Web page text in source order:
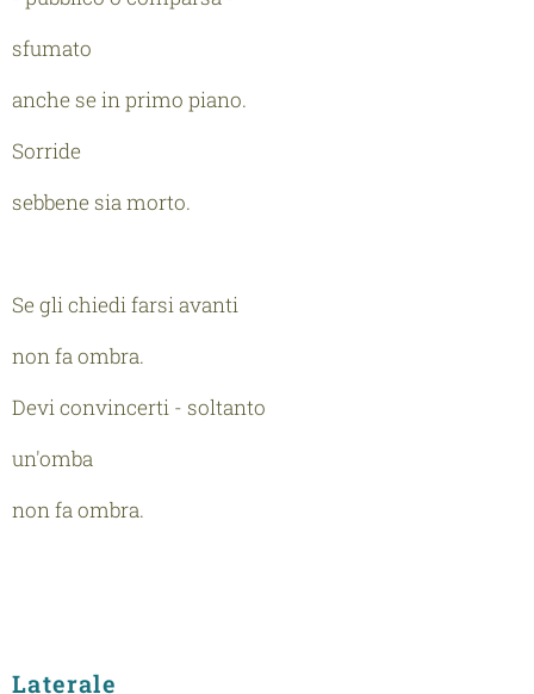
sfumato
anche se in primo piano.
Sorride
sebbene sia morto.
Se gli chiedi farsi avanti
non fa ombra.
Devi convincerti - soltanto
un'omba
non fa ombra.
Laterale